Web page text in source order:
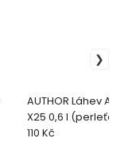
AUTHOR Láhev AB-
X25 0,6 l
110 Kč